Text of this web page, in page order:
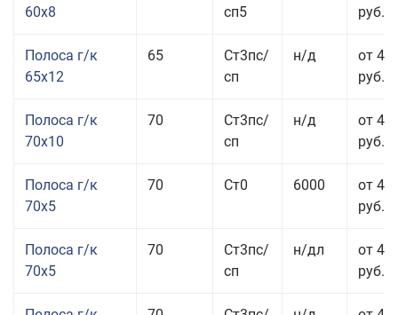
60x8
сп5
руб.
Полоса г/к
65x12
65
Ст3пс/
сп
н/д
от 42
руб.
Полоса г/к
70x10
70
Ст3пс/
сп
н/д
от 42
руб.
Полоса г/к
70x5
70 Ст0 6000
от 44
руб.
Полоса г/к
70x5
70
Ст3пс/
сп
н/дл
от 44
руб.